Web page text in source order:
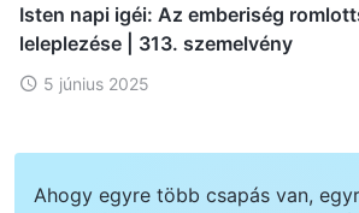
Isten napi igéi: Az emberiség
leleplezése | 313. szemelvény
5 június 2025
Ahogy egyre több csapás van,